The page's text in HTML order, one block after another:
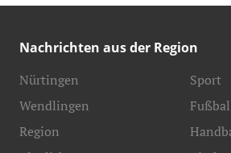
Nachrichten aus der Region
Nürtingen
Wendlingen
Region
Sport